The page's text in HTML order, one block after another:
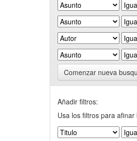
Comenzar nueva
Añadir filtros:
Usa los filtros para afinar